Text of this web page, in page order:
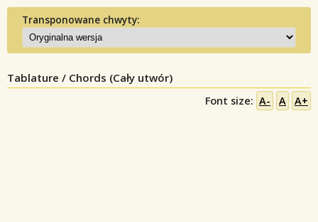
Transponowane chwyty:
Tablature / Chords (Cały utwór)
Font size: A- A A+